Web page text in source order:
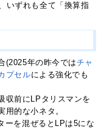
いずれも全て「換算指
(2025年の昨今ではチャ
プセルによる強化でも
収前にLPタリスマンを
的な小ネタ。
ーを混ぜるとLPは5にな